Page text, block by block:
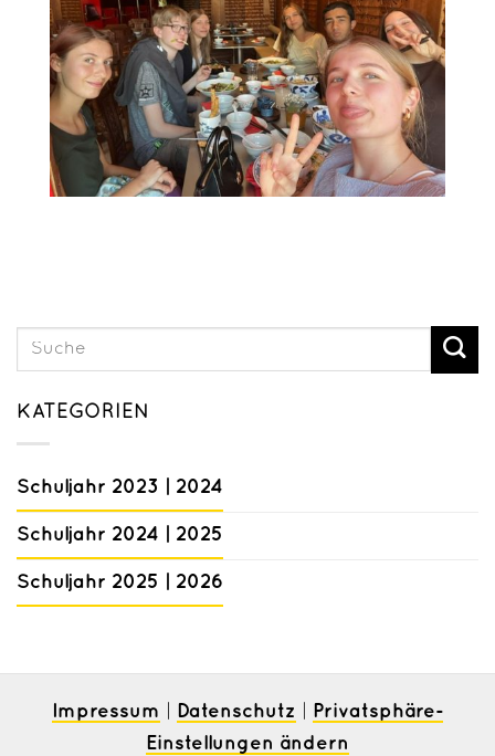
KATEGORIEN
Schuljahr 2023 | 2024
Schuljahr 2024 | 2025
Schuljahr 2025 | 2026
Impressum Datenschutz
Privatsphäre-
Einstellungen ändern